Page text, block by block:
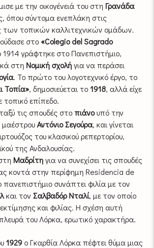
με την οικογένειά του στηΓρανάδα
όπου σύντομα ενεπλάκη στις
των τοπικών καλλιτεχνικών ομάδων.
στο«Colegio del Sagrado
1914 γράφτηκε στο Πανεπιστήμιο,
στηΝομική σχολήγια να περάσει
. Το πρώτο του λογοτεχνικό έργο, το
Τοπία», δημοσιεύεται το1918, αλλά είχε
τοπικό επίπεδο.
τις σπουδές στο πιάνουπό την
μαέστρουΑντόνιο Σεγούρα, και γίνεται
του κλασικού ρεπερτορίου,
της Ανδαλουσίας.
Μαδρίτηγια να συνεχίσει τις σπουδές
κοντά στην περίφημη Residencia de
συνάπτει φιλία με τον
και τον Σαλβαδόρ Νταλί, με τον οποίο
και φιλίας. Η σχέση αυτή
του Λόρκα, ερωτικό χαρακτήρα.
1929 ο Γκαρθία Λόρκα πέφτει θύμα μιας